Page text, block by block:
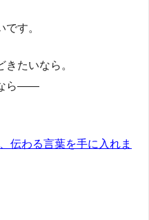
す。
たいなら。
なら――
伝わる言葉を手に入れま